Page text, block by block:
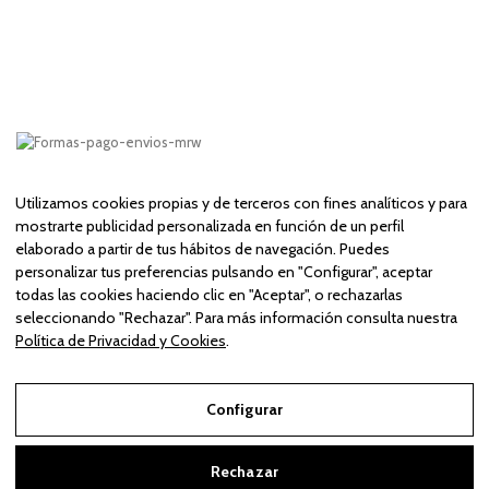
© 2024 | ALS SPORT PROJECT EVENT, S.L. con C.I.F. B-18889642 y
domiciliada en Polg. Industrial Juncaril C/Bubión 24 Peligros 18210, Granada.
Inscrita en el registro mercantil de Granada al tomo 1347, folio 83, hoja GR
ayudarte.
Utilizamos cookies propias y de terceros con fines analíticos y para
mostrarte publicidad personalizada en función de un perfil
elaborado a partir de tus hábitos de navegación. Puedes
personalizar tus preferencias pulsando en "Configurar", aceptar
todas las cookies haciendo clic en "Aceptar", o rechazarlas
seleccionando "Rechazar". Para más información consulta nuestra
Política de Privacidad y Cookies.
Configurar
Rechazar
Aviso Legal
Política de Privacidad y Cookies